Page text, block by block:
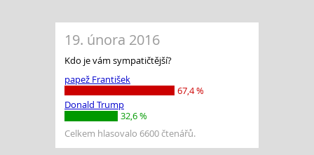
19. února 2016
Kdo je vám sympatičtější?
papež František
67,4 %
Donald Trump
32,6 %
Celkem hlasovalo 6600 čtenářů.